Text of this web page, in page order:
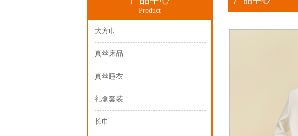
Product
大方巾
真丝床品
真丝睡衣
礼盒套装
长巾